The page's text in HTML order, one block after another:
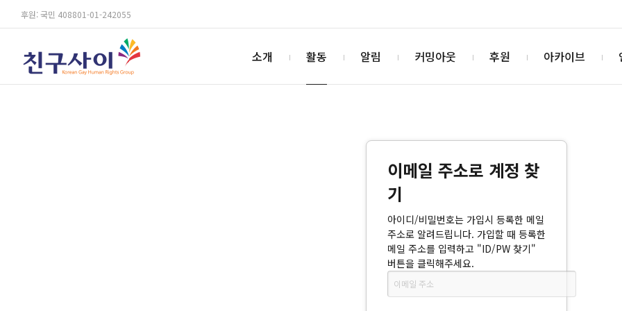
후원: 국민 408801-01-242055
소개 활동 알림 커밍아웃 후원 아카이브
이메일 주소로 계정 찾
기
아이디/비밀번호는 가입시 등록한 메일
주소로 알려드립니다. 가입할 때 등록한
메일 주소를 입력하고 "ID/PW 찾기"
버튼을 클릭해주세요.